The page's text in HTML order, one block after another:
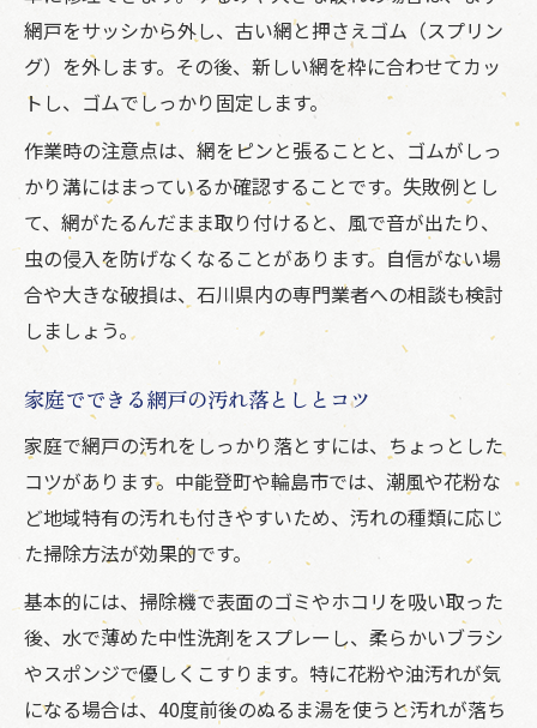
網戸をサッシから外し、古い網と押さえゴム（スプリン
グ）を外します。その後、新しい網を枠に合わせてカッ
トし、ゴムでしっかり固定します。
作業時の注意点は、網をピンと張ることと、ゴムがしっ
かり溝にはまっているか確認することです。失敗例とし
て、網がたるんだまま取り付けると、風で音が出たり、
虫の侵入を防げなくなることがあります。自信がない場
合や大きな破損は、石川県内の専門業者への相談も検討
しましょう。
家庭でできる網戸の汚れ落としとコツ
家庭で網戸の汚れをしっかり落とすには、ちょっとした
コツがあります。中能登町や輪島市では、潮風や花粉な
ど地域特有の汚れも付きやすいため、汚れの種類に応じ
た掃除方法が効果的です。
基本的には、掃除機で表面のゴミやホコリを吸い取った
後、水で薄めた中性洗剤をスプレーし、柔らかいブラシ
やスポンジで優しくこすります。特に花粉や油汚れが気
になる場合は、40度前後のぬるま湯を使うと汚れが落ち